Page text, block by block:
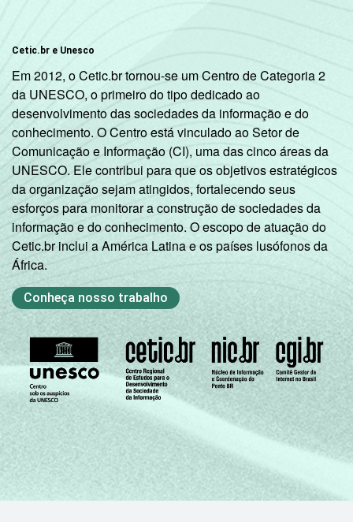
Cetic.br e Unesco
Em 2012, o Cetic.br tornou-se um Centro de Categoria 2
da UNESCO, o primeiro do tipo dedicado ao
desenvolvimento das sociedades da informação e do
conhecimento. O Centro está vinculado ao Setor de
Comunicação e Informação (CI), uma das cinco áreas da
UNESCO. Ele contribui para que os objetivos estratégicos
da organização sejam atingidos, fortalecendo seus
esforços para monitorar a construção de sociedades da
informação e do conhecimento. O escopo de atuação do
Cetic.br inclui a América Latina e os países lusófonos da
África.
Conheça nosso trabalho